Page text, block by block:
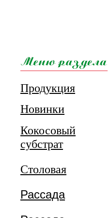
Продукция
Новинки
Кокосовый
субстрат
Столовая
Рассада